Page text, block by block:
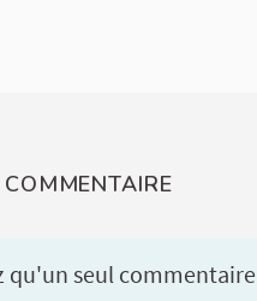
qu'un seul commentaire